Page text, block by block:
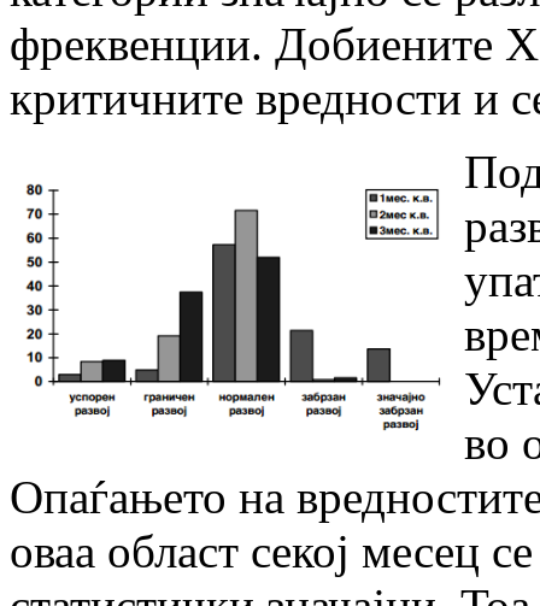
фреквенции. Добиените
критичните вредности и
во
Опаѓањето на
оваа област секој месец